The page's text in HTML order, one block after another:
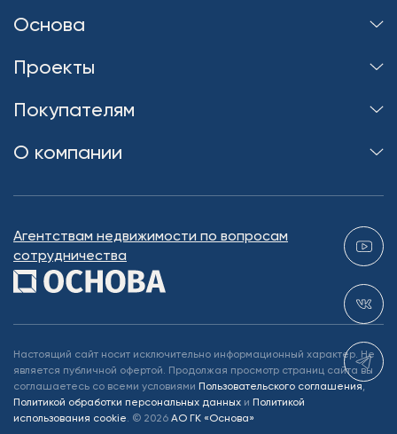
Основа
Проекты
Покупателям
О компании
Агентствам недвижимости по вопросам
сотрудничества
Настоящий сайт носит исключительно информационный характер. Не
является публичной офертой. Продолжая просмотр страниц сайта вы
соглашаетесь со всеми условиями Пользовательского соглашения,
Политикой обработки персональных данных и Политикой
использования cookie. © 2026 АО ГК «Основа»